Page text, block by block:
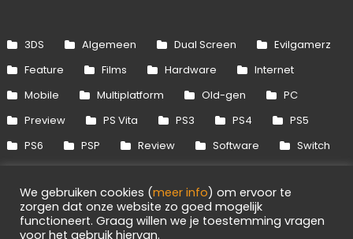
3DS Algemeen Dual Screen
Evilgamerz
Feature
Films Hardware
Internet
Mobile
Multiplatform Old-gen
PC
Preview
PS Vita PS3 PS4
PS5
PS6
PSP Review Software
Switch
Xbox 360
Xbox One Xbox Series
We gebruiken cookies (meer info) om ervoor te
zorgen dat onze website zo goed mogelijk
functioneert. Graag willen we je toestemming vragen
voor het gebruik hiervan.